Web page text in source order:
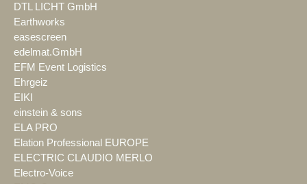
DTL LICHT GmbH
Earthworks
easescreen
edelmat.GmbH
EFM Event Logistics
Ehrgeiz
EIKI
einstein & sons
ELA PRO
Elation Professional EUROPE
ELECTRIC CLAUDIO MERLO
Electro-Voice